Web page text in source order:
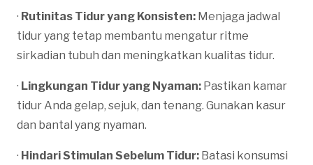
· Rutinitas Tidur yang Konsisten: Menjaga jadwal
tidur yang tetap membantu mengatur ritme
sirkadian tubuh dan meningkatkan kualitas tidur.
· Lingkungan Tidur yang Nyaman: Pastikan kamar
tidur Anda gelap, sejuk, dan tenang. Gunakan kasur
dan bantal yang nyaman.
· Hindari Stimulan Sebelum Tidur: Batasi konsumsi